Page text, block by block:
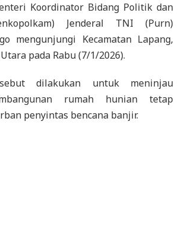
Koordinator Bidang Politik dan
Jenderal TNI (Purn)
mengunjungi Kecamatan Lapang,
pada Rabu (7/1/2026).
dilakukan untuk meninjau
rumah hunian tetap
penyintas bencana banjir.